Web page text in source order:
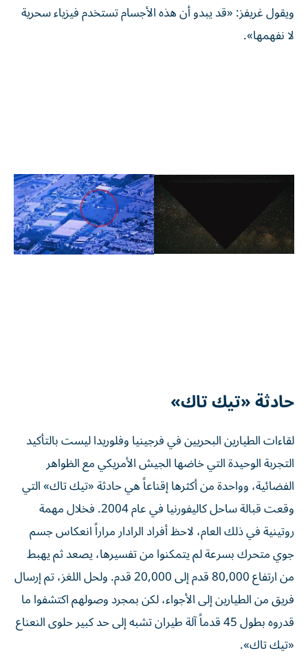
ويقول غريفز: «قد يبدو أن هذه الأجسام تستخدم فيزياء سحرية
لا نفهمها».
حادثة «تيك تاك»
لقاءات الطيارين البحريين في فرجينيا وفلوريدا ليست بالتأكيد
التجربة الوحيدة التي خاضها الجيش الأمريكي مع الظواهر
الفضائية، وواحدة من أكثرها إقناعاً هي حادثة «تيك تاك» التي
وقعت قبالة ساحل كاليفورنيا في عام 2004. فخلال مهمة
روتينية في ذلك العام، لاحظ أفراد الرادار مراراً انعكاس جسم
جوي متحرك بسرعة لم يتمكنوا من تفسيرها، يصعد ثم يهبط
من ارتفاع 80,000 قدم إلى 20,000 قدم. ولحل اللغز، تم إرسال
فريق من الطيارين إلى الأجواء، لكن بمجرد وصولهم اكتشفوا ما
قدروه بطول 45 قدماً آلة طيران تشبه إلى حد كبير حلوى النعناع
«تيك تاك».